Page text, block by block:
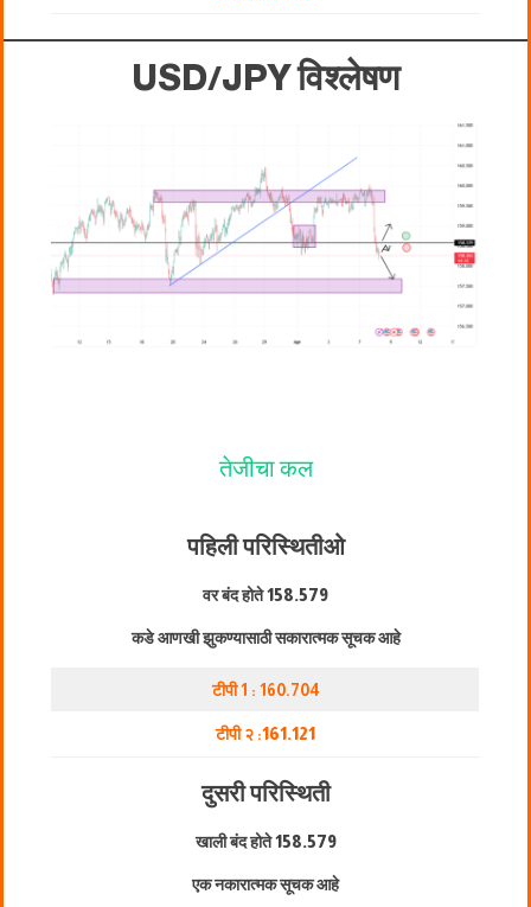
USD/JPY विश्लेषण
तेजीचा कल
पहिली परिस्थितीओ
वर बंद होते158.579
कडे आणखी झुकण्यासाठी सकारात्मक सूचक आहे
टीपी 1 : 160.704
टीपी २ :161.121
दुसरी परिस्थिती
खाली बंद होते158.579
एक नकारात्मक सूचक आहे